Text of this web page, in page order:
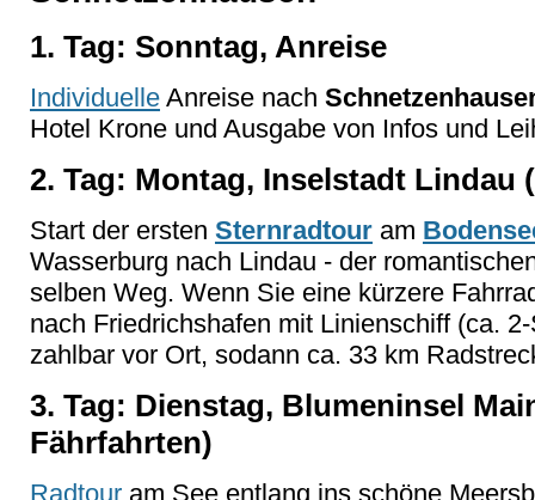
1. Tag: Sonntag, Anreise
Individuelle Anreise nach
Hotel Krone und Ausgabe von Infos und
2. Tag: Montag, Inselstadt Lindau
Start der ersten Sternradtour am
Wasserburg nach Lindau - der
selben Weg. Wenn Sie eine kürzere
nach Friedrichshafen mit Linienschiff (ca.
zahlbar vor Ort, sodann ca. 33 km
3. Tag: Dienstag, Blumeninsel
Fährfahrten)
Radtour am See entlang ins schöne